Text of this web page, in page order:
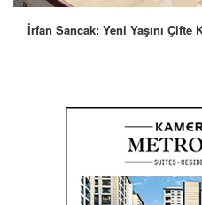
İrfan Sancak: Yeni Yaşını Çifte
İsmail Güleç: “Hollywood